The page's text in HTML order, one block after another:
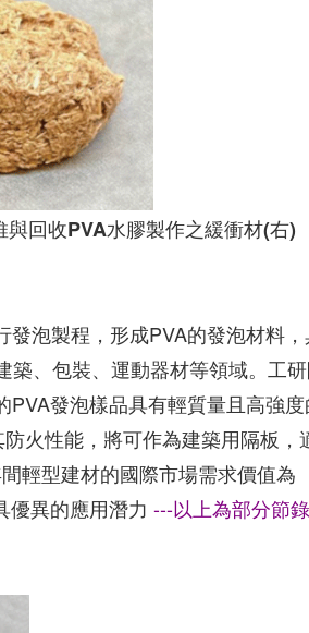
回收PVA水膠製作之緩衝材(右)
泡製程，形成PVA的發泡材料
築、包裝、運動器材等領域。工
發泡樣品具有輕質量且高強度
火性能，將可作為建築用隔板，
輕型建材的國際市場需求價值為
優異的應用潛力 ---以上為部分節